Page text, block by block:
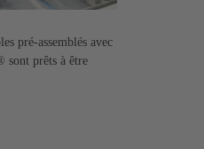
pré-assemblés avec
sont prêts à être